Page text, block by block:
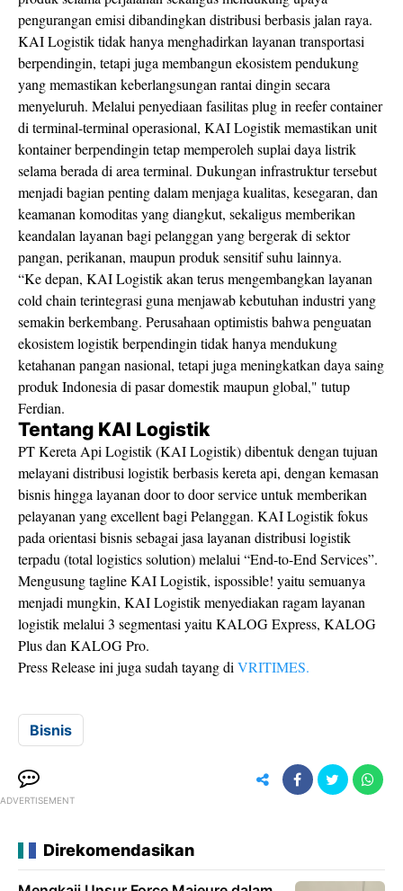
pengurangan emisi dibandingkan distribusi berbasis jalan raya.
KAI Logistik tidak hanya menghadirkan layanan transportasi
berpendingin, tetapi juga membangun ekosistem pendukung
yang memastikan keberlangsungan rantai dingin secara
menyeluruh. Melalui penyediaan fasilitas plug in reefer container
di terminal-terminal operasional, KAI Logistik memastikan unit
kontainer berpendingin tetap memperoleh suplai daya listrik
selama berada di area terminal. Dukungan infrastruktur tersebut
menjadi bagian penting dalam menjaga kualitas, kesegaran, dan
keamanan komoditas yang diangkut, sekaligus memberikan
keandalan layanan bagi pelanggan yang bergerak di sektor
pangan, perikanan, maupun produk sensitif suhu lainnya.
“Ke depan, KAI Logistik akan terus mengembangkan layanan
cold chain terintegrasi guna menjawab kebutuhan industri yang
semakin berkembang. Perusahaan optimistis bahwa penguatan
ekosistem logistik berpendingin tidak hanya mendukung
ketahanan pangan nasional, tetapi juga meningkatkan daya saing
produk Indonesia di pasar domestik maupun global," tutup
Ferdian.
Tentang KAI Logistik
PT Kereta Api Logistik (KAI Logistik) dibentuk dengan tujuan
melayani distribusi logistik berbasis kereta api, dengan kemasan
bisnis hingga layanan door to door service untuk memberikan
pelayanan yang excellent bagi Pelanggan. KAI Logistik fokus
pada orientasi bisnis sebagai jasa layanan distribusi logistik
terpadu (total logistics solution) melalui “End-to-End Services”.
Mengusung tagline KAI Logistik, ispossible! yaitu semuanya
menjadi mungkin, KAI Logistik menyediakan ragam layanan
logistik melalui 3 segmentasi yaitu KALOG Express, KALOG
Plus dan KALOG Pro.
Press Release ini juga sudah tayang di VRITIMES.
Bisnis
ADVERTISEMENT
Direkomendasikan